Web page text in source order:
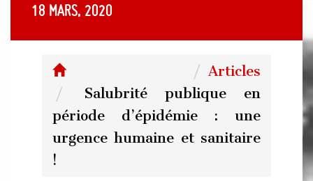
18 mars, 2020
Articles
Salubrité publique en
période d’épidémie : une
urgence humaine et sanitaire
!